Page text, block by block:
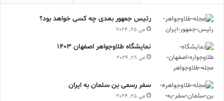
بین المللی خود را در ژنو، سوئیس افتتاح کرد. یک سالن در پاریس،
فرانسه، در سال 1957 نیز به به دنبال آن افتتاح شد.
میراث گرانبها
هری وینستون در سال ۱۹۷۸ و در سن ۸۲ سالگی درگذشت و میراث
گرانبهایی به جا گذاشت.
رئیس جمهور بعدی چه کسی خواهد بود؟
می 25, 2024
نمایشگاه طلاوجواهر اصفهان 1403
می 28, 2024
سفر رسمی بن سلمان به ایران
می 25, 2024